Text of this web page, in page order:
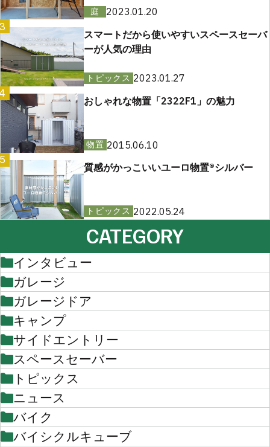
庭
2023.01.20
スマートだから使いやすいスペースセーバ
ーが人気の理由
トピックス 2023.01.27
おしゃれな物置「2322F1」の魅力
物置 2015.06.10
質感がかっこいいユーロ物置®︎シルバー
トピックス 2022.05.24
CATEGORY
インタビュー
ガレージ
ガレージドア
キャンプ
サイドエントリー
スペースセーバー
トピックス
ニュース
バイク
バイシクルキューブ